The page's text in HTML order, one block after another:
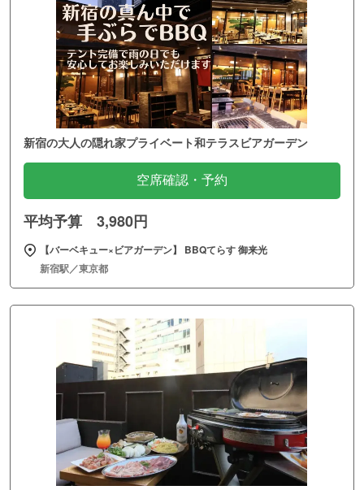
新宿の大人の隠れ家プライベート和テラスビアガーデン
空席確認・予約
平均予算 3,980円
【バーベキュー×ビアガーデン】 BBQてらす 御来光
新宿駅／東京都